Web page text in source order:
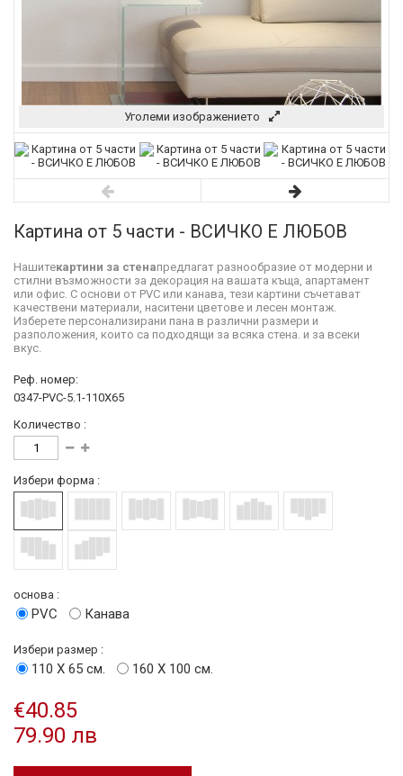
Уголеми изображението
Картина от 5 части - ВСИЧКО Е ЛЮБОВ
Нашитекартини за стенапредлагат разнообразие от модерни и
стилни възможности за декорация на вашата къща, апартамент
или офис. С основи от PVC или канава, тези картини съчетават
качествени материали, наситени цветове и лесен монтаж.
Изберете персонализирани пана в различни размери и
разположения, които са подходящи за всяка стена. и за всеки
вкус.
Реф. номер:
0347-PVC-5.1-110X65
Количество :
Избери форма :
основа :
PVC Канава
Избери размер :
110 Х 65 см. 160 Х 100 см.
€40.85
79.90 лв